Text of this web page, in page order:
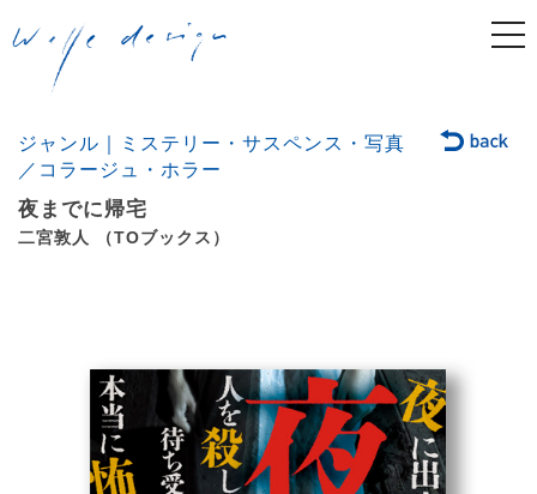
ジャンル｜ミステリー・サスペンス・写真
／コラージュ・ホラー
夜までに帰宅
二宮敦人 （TOブックス）